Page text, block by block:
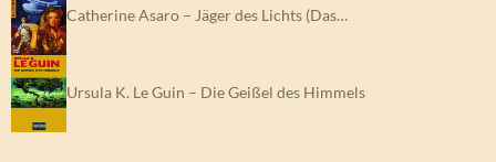
Catherine Asaro – Jäger des Lichts (Das…
Ursula K. Le Guin – Die Geißel des Himmels